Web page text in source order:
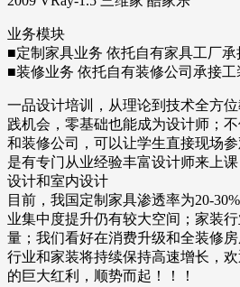
业务模块
■定制家具业务 依托自有家具工厂
■装修业务 依托自有装修公司承接
一品设计培训，从理论到技术全方
践机会，零基础也能成为设计师；
和装修公司，可以让学生直接现场
是有专门从业经验丰富设计师来上
设计和室内设计
目前，我国定制家具渗透率为20-
业集中度提升仍有较大空间；家装
量；我们看好在消费升级和全装修
行业和家装将持续保持高速增长，
的巨大红利，顺势而起！！！